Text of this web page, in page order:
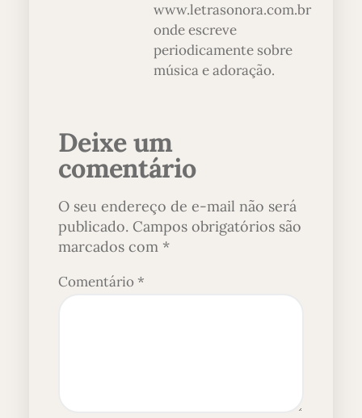
www.letrasonora.com.br
onde escreve
periodicamente sobre
música e adoração.
Deixe um
comentário
O seu endereço de e-mail não será
publicado. Campos obrigatórios são
marcados com *
Comentário*